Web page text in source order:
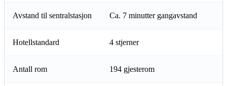
Avstand til sentralstasjon Ca. 7 minutter gangavstand
Hotellstandard 4 stjerner
Antall rom 194 gjesterom